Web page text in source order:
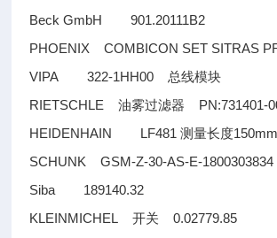
Beck GmbH 901.20111B2
PHOENIX COMBICON SET SITRAS
VIPA 322-1HH00 总线模块
RIETSCHLE油雾过滤器
PN:731401-
HEIDENHAIN LF481测量长度150mm
SCHUNK GSM-Z-30-AS-E-1800303834
Siba 189140.32
KLEINMICHEL开关
0.02779.85